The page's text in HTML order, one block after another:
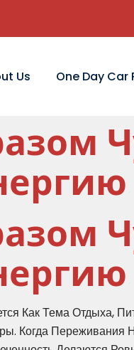
Us One Day Car
Как Тема Отдыха,
Когда